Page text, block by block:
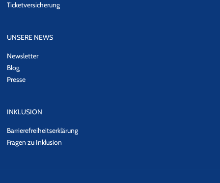
Ticketversicherung
UNSERE NEWS
Newsletter
Blog
Presse
INKLUSION
Barrierefreiheitserklärung
Fragen zu Inklusion